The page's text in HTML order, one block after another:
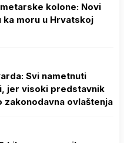
kolone: Novi
ka moru u Hrvatskoj
Svi nametnuti
jer visoki predstavnik
zakonodavna ovlaštenja